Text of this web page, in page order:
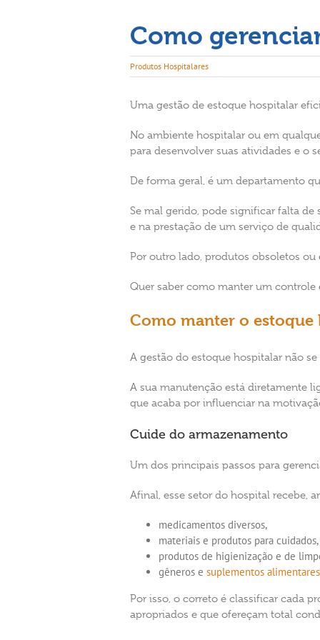
Como
Produtos Hospitalares
Uma gestão de estoque hospitalar
No ambiente hospitalar ou em
para desenvolver suas atividades e o
De forma geral, é um departamento
Se mal gerido, pode significar falta
e na prestação de um serviço de
Por outro lado, produtos obsoletos ou
Quer saber como manter um controle
Como manter o
A gestão do estoque hospitalar não
A sua manutenção está diretamente
que acaba por influenciar na
Cuide do armazenamento
Um dos principais passos para
Afinal, esse setor do hospital recebe,
medicamentos diversos,
materiais e produtos para cuidados,
produtos de higienização e de
gêneros e suplementos alimentares
Por isso, o correto é classificar cada
apropriados e que ofereçam total